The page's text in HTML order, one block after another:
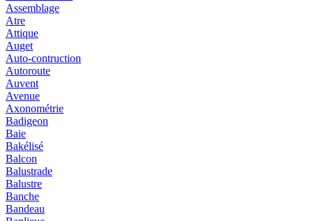
Assemblage
Atre
Attique
Auget
Auto-contruction
Autoroute
Auvent
Avenue
Axonométrie
Badigeon
Baie
Bakélisé
Balcon
Balustrade
Balustre
Banche
Bandeau